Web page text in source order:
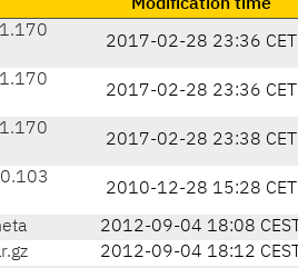
Modification time
2017-02-28 23:36 CET
2017-02-28 23:36 CET
2017-02-28 23:38 CET
2010-12-28 15:28 CET
2012-09-04 18:08 CEST
2012-09-04 18:12 CEST